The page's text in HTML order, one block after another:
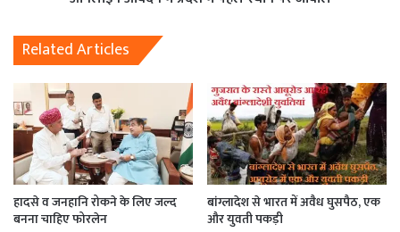
Related Articles
हादसे व जनहानि रोकने के लिए जल्द
बनना चाहिए फोरलेन
बांग्लादेश से भारत में अवैध घुसपैठ, एक
और युवती पकड़ी